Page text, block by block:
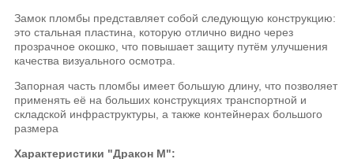
Замок пломбы представляет собой следующую конструкцию:
это стальная пластина, которую отлично видно через
прозрачное окошко, что повышает защиту путём улучшения
качества визуального осмотра.
Запорная часть пломбы имеет большую длину, что позволяет
применять её на больших конструкциях транспортной и
складской инфраструктуры, а также контейнерах большого
размера
Характеристики "Дракон М":